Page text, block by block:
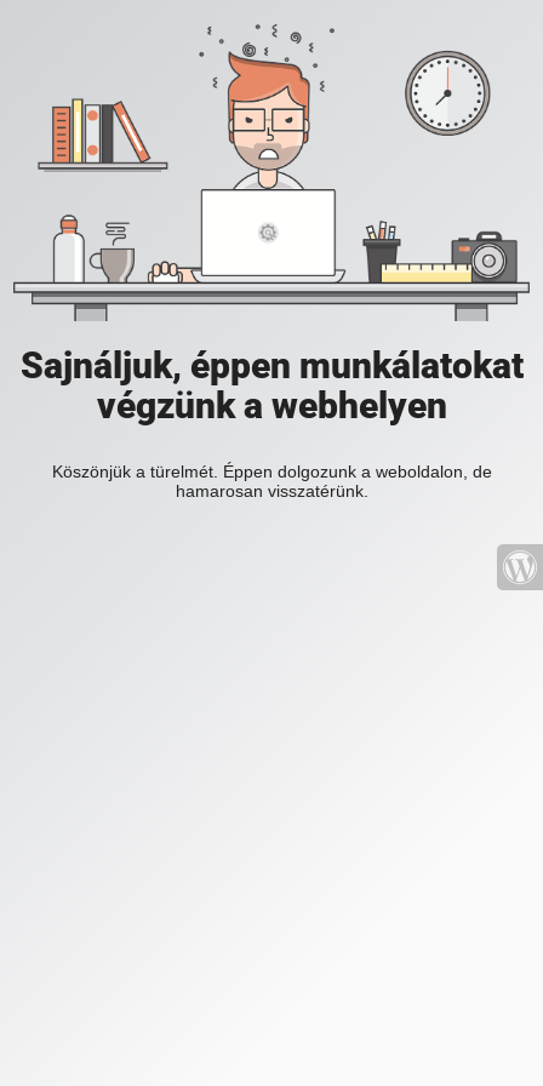
Sajnáljuk, éppen munkálatokat
végzünk a webhelyen
Köszönjük a türelmét. Éppen dolgozunk a weboldalon, de
hamarosan visszatérünk.